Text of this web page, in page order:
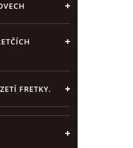
FRETKY.